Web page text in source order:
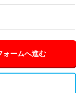
ームへ進む